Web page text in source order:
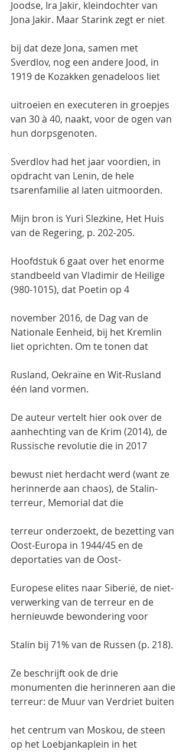
Joodse, Ira Jakir, kleindochter van
Jona Jakir. Maar Starink zegt er niet
bij dat deze Jona, samen met
Sverdlov, nog een andere Jood, in
1919 de Kozakken genadeloos liet
uitroeien en executeren in groepjes
van 30 à 40, naakt, voor de ogen van
hun dorpsgenoten.
Sverdlov had het jaar voordien, in
opdracht van Lenin, de hele
tsarenfamilie al laten uitmoorden.
Mijn bron is Yuri Slezkine, Het Huis
van de Regering, p. 202-205.
Hoofdstuk 6 gaat over het enorme
standbeeld van Vladimir de Heilige
(980-1015), dat Poetin op 4
november 2016, de Dag van de
Nationale Eenheid, bij het Kremlin
liet oprichten. Om te tonen dat
Rusland, Oekraïne en Wit-Rusland
één land vormen.
De auteur vertelt hier ook over de
aanhechting van de Krim (2014), de
Russische revolutie die in 2017
bewust niet herdacht werd (want ze
herinnerde aan chaos), de Stalin-
terreur, Memorial dat die
terreur onderzoekt, de bezetting van
Oost-Europa in 1944/45 en de
deportaties van de Oost-
Europese elites naar Siberië, de niet-
verwerking van de terreur en de
hernieuwde bewondering voor
Stalin bij 71% van de Russen (p. 218).
Ze beschrijft ook de drie
monumenten die herinneren aan die
terreur: de Muur van Verdriet buiten
het centrum van Moskou, de steen
op het Loebjankaplein in het